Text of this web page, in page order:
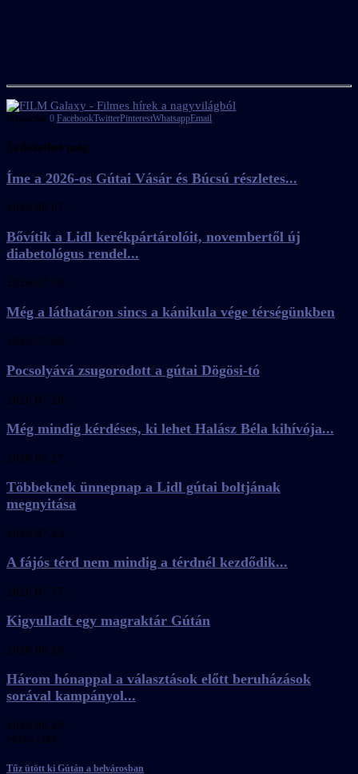
Megosztás 0 FacebookTwitterPinterestWhatsappEmail
Érdekelhet még
Íme a 2026-os Gútai Vásár és Búcsú részletes...
2026.08.07.
Bővítik a Lidl kerékpártárolóit, novembertől új
diabetológus rendel...
2026.07.30.
Még a láthatáron sincs a kánikula vége térségünkben
2026.07.30.
Pocsolyává zsugorodott a gútai Dögösi-tó
2026.07.28.
Még mindig kérdéses, ki lehet Halász Béla kihívója...
2026.07.27.
Többeknek ünnepnap a Lidl gútai boltjának
megnyitása
2026.07.23.
A fájós térd nem mindig a térdnél kezdődik...
2026.07.17.
Kigyulladt egy magraktár Gútán
2026.06.29.
Három hónappal a választások előtt beruházások
sorával kampányol...
2026.06.29.
előző cikk
Tűz ütött ki Gútán a belvárosban